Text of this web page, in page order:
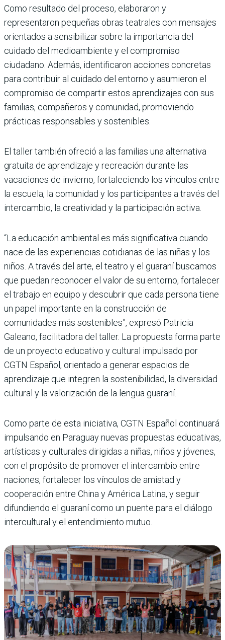
Como resultado del proceso, elaboraron y
representaron pequeñas obras teatrales con mensajes
orientados a sensibilizar sobre la importancia del
cuidado del medioambiente y el compromiso
ciudadano. Además, identificaron acciones concretas
para contribuir al cuidado del entorno y asumieron el
compromiso de compartir estos aprendizajes con sus
familias, compañeros y comunidad, promoviendo
prácticas responsables y sostenibles.
El taller también ofreció a las familias una alternativa
gratuita de aprendizaje y recreación durante las
vacaciones de invierno, fortaleciendo los vínculos entre
la escuela, la comunidad y los participantes a través del
intercambio, la creatividad y la participación activa.
“La educación ambiental es más significativa cuando
nace de las experiencias cotidianas de las niñas y los
niños. A través del arte, el teatro y el guaraní buscamos
que puedan reconocer el valor de su entorno, fortalecer
el trabajo en equipo y descubrir que cada persona tiene
un papel importante en la construcción de
comunidades más sostenibles”, expresó Patricia
Galeano, facilitadora del taller. La propuesta forma parte
de un proyecto educativo y cultural impulsado por
CGTN Español, orientado a generar espacios de
aprendizaje que integren la sostenibilidad, la diversidad
cultural y la valorización de la lengua guaraní.
Como parte de esta iniciativa, CGTN Español continuará
impulsando en Paraguay nuevas propuestas educativas,
artísticas y culturales dirigidas a niñas, niños y jóvenes,
con el propósito de promover el intercambio entre
naciones, fortalecer los vínculos de amistad y
cooperación entre China y América Latina, y seguir
difundiendo el guaraní como un puente para el diálogo
intercultural y el entendimiento mutuo.